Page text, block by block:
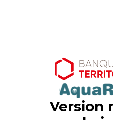
Version